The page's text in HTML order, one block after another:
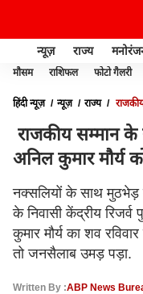
न्यूज़ राज्य
मौसम राशिफल फोटो गैलरी
हिंदी न्यूज़ न्यूज़ राज्य
राजकीय सम्मान
अनिल कुमार मौर्य
नक्सलियों के साथ मुठभेड़
के निवासी केंद्रीय
कुमार मौर्य का शव
तो जनसैलाब उमड़ पड़ा.
Written By :ABP News